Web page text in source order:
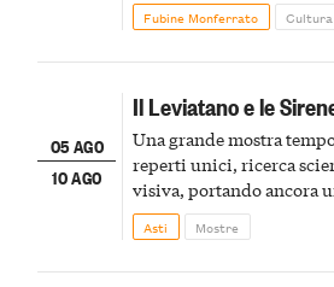
Fubine Monferrato
05 AGO
10 AGO
Il Leviatano e le
Una grande mostra
reperti unici, ricerca
visiva, portando ancora
della scena le meraviglie
Asti Mostre